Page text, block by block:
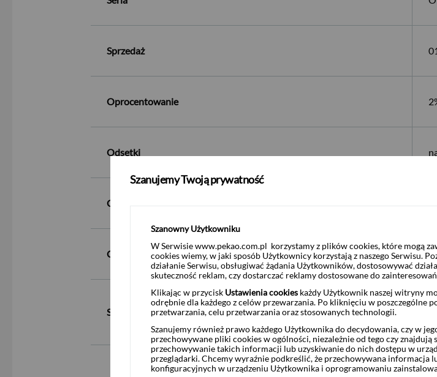
Sprzedaż
Oprocentowanie
Odsetki
Cena sprzedaży
Cena zamiany
Sprzedaż i obsługa
Szanujemy Twoją prywatność
Szanowny Użytkowniku
W Serwisie www.pekao.com.pl korzystamy z plików cookies, które mogą
cookies wiemy, w jaki sposób Użytkownicy korzystają z naszego Serwisu.
działanie Serwisu, obsługiwać żądania Użytkowników, dostosowywać
skuteczność reklam, czy dostarczać reklamy dostosowane do
Klikając w przycisk Ustawienia cookies każdy Użytkownik naszej witryny
odrębnie dla każdego z celów przewarzania. Po kliknięciu w poszczególne
przetwarzania, celu przetwarzania oraz stosowanych technologii.
Szanujemy również prawo każdego Użytkownika do decydowania, czy w
przechowywane pliki cookies w ogólności, niezależnie od tego czy znajdują
przechowywanie takich informacji lub uzyskiwanie do nich dostępu w
przeglądarki. Chcemy wyraźnie podkreślić, że przechowywana informacja
konfiguracyjnych w urządzeniu Użytkownika i oprogramowaniu